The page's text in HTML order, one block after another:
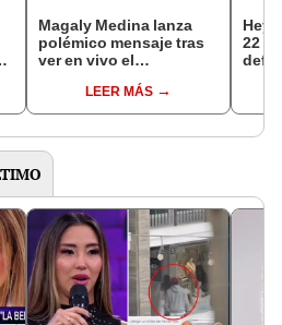
Magaly Medina lanza
polémico mensaje tras
ver en vivo el
Onelia Molina y Kevin
Díaz en ‘EEG’: “Ellos no
LEER MÁS
22